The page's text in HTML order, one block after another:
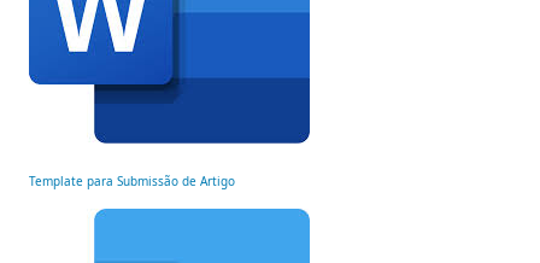
Template para Submissão de Artigo